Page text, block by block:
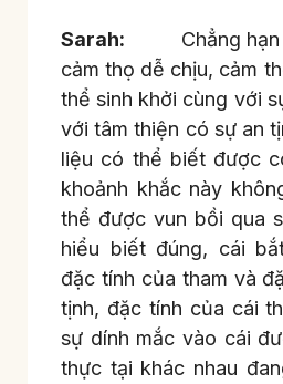
Sarah: Chẳng hạn
cảm thọ dễ chịu, cảm
thể sinh khởi cùng với
với tâm thiện có sự an
liệu có thể biết được
khoảnh khắc này
thể được vun bồi qua
hiểu biết đúng, cái
đặc tính của tham và
tịnh, đặc tính của cái
sự dính mắc vào cái
thực tại khác nhau